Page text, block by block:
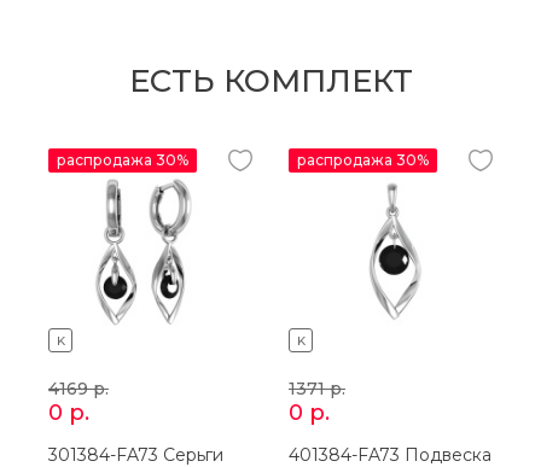
ЕСТЬ КОМПЛЕКТ
K
распродажа 30%
4169р.
0 р.
301384-FA73 Серьги
K
распродажа 30%
1371р.
0 р.
401384-FA73 Подвеска